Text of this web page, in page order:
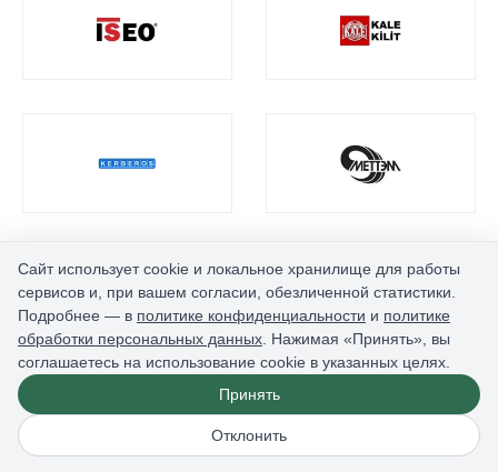
Сайт использует cookie и локальное хранилище для работы
сервисов и, при вашем согласии, обезличенной статистики.
Подробнее — в политике конфиденциальности и политике
обработки персональных данных . Нажимая «Принять», вы
соглашаетесь на использование cookie в указанных целях.
Принять
Отклонить